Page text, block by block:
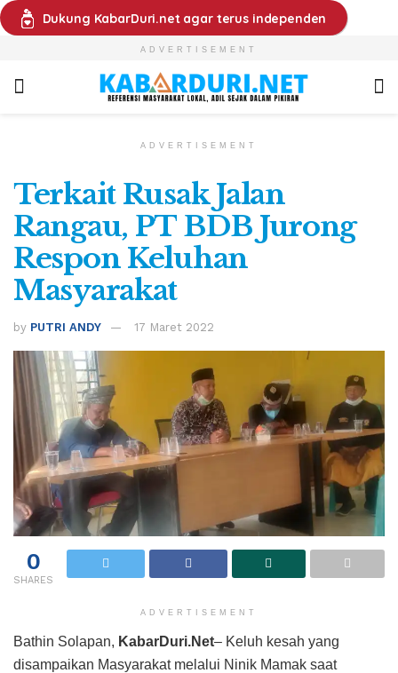
Dukung KabarDuri.net agar terus independen
ADVERTISEMENT
ADVERTISEMENT
Terkait Rusak Jalan
Rangau, PT BDB Jurong
Respon Keluhan
Masyarakat
by PUTRI ANDY 17 Maret 2022
0
SHARES
ADVERTISEMENT
Bathin Solapan, KabarDuri.Net– Keluh kesah yang
disampaikan Masyarakat melalui Ninik Mamak saat